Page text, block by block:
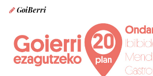
GoiBerri